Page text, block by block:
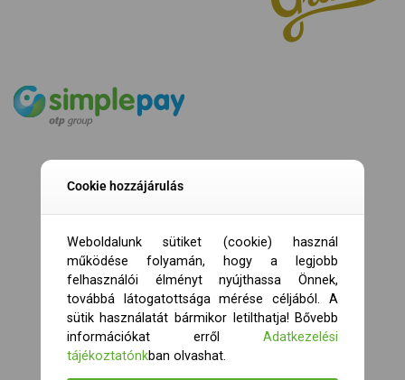
Cookie hozzájárulás
Weboldalunk sütiket (cookie) használ
működése folyamán, hogy a legjobb
felhasználói élményt nyújthassa Önnek,
továbbá látogatottsága mérése céljából. A
sütik használatát bármikor letilthatja! Bővebb
információkat errőlAdatkezelési
tájékoztatónkban olvashat.